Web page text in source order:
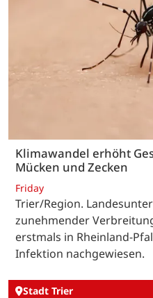
Klimawandel erhöht
Mücken und Zecken
Friday
Trier/Region.
zunehmender
erstmals in Rheinland-
Infektion nachgewiesen.
Stadt Trier